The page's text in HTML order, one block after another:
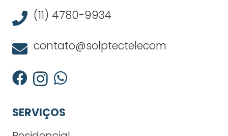
(11) 4780-9934
contato@solptectelecom
SERVIÇOS